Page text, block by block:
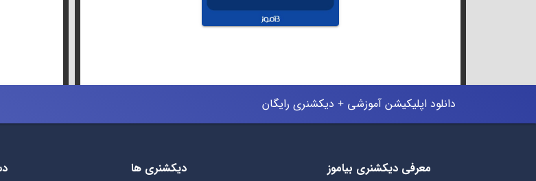
دانلود اپلیکیشن آموزشی + دیکشنری رایگان
معرفی دیکشنری بیاموز دیکشنری ها